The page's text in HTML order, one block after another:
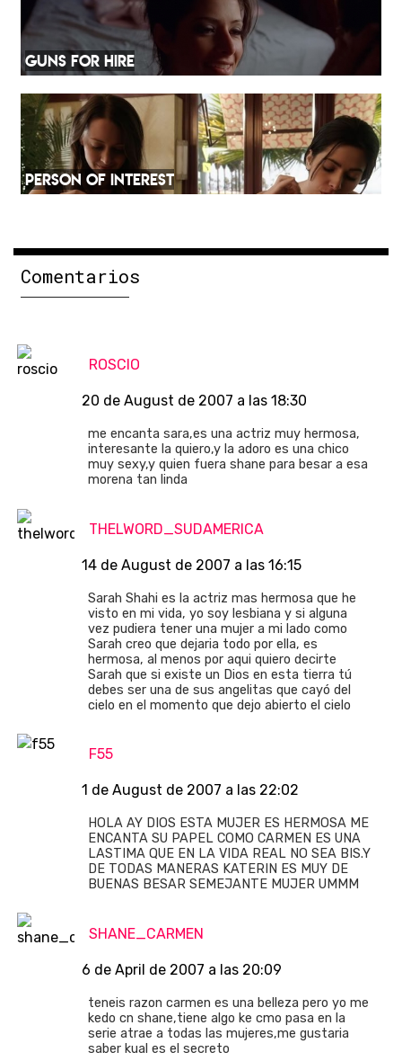
GUNS FOR HIRE
PERSON OF INTEREST
Comentarios
ROSCIO
20 de August de 2007 a las 18:30
me encanta sara,es una actriz muy hermosa,
interesante la quiero,y la adoro es una chico
muy sexy,y quien fuera shane para besar a esa
morena tan linda
THELWORD_SUDAMERICA
14 de August de 2007 a las 16:15
Sarah Shahi es la actriz mas hermosa que he
visto en mi vida, yo soy lesbiana y si alguna
vez pudiera tener una mujer a mi lado como
Sarah creo que dejaria todo por ella, es
hermosa, al menos por aqui quiero decirte
Sarah que si existe un Dios en esta tierra tú
debes ser una de sus angelitas que cayó del
cielo en el momento que dejo abierto el cielo
F55
1 de August de 2007 a las 22:02
HOLA AY DIOS ESTA MUJER ES HERMOSA ME
ENCANTA SU PAPEL COMO CARMEN ES UNA
LASTIMA QUE EN LA VIDA REAL NO SEA BIS.Y
DE TODAS MANERAS KATERIN ES MUY DE
BUENAS BESAR SEMEJANTE MUJER UMMM
SHANE_CARMEN
6 de April de 2007 a las 20:09
teneis razon carmen es una belleza pero yo me
kedo cn shane,tiene algo ke cmo pasa en la
serie atrae a todas las mujeres,me gustaria
saber kual es el secreto